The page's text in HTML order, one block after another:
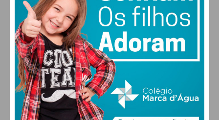
30°
QUI
30
SEX
30
SÁB
28
DOM
ALTERAR